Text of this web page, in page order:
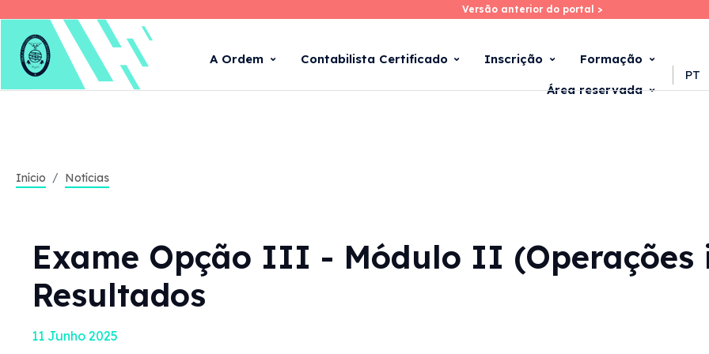
Skip
main
Versão anterior do portal >
Versão anterior do portal >
A Ordem Contabilista Certificado Inscrição Formação
Área reservada
PT
Início Notícias
Exame Opção III - Módulo II (Operações
Resultados
11 Junho 2025